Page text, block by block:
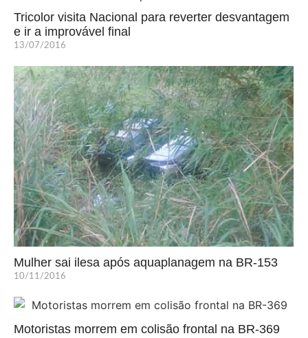
Tricolor visita Nacional para reverter desvantagem
e ir a improvável final
13/07/2016
Mulher sai ilesa após aquaplanagem na BR-153
10/11/2016
Motoristas morrem em colisão frontal na BR-369